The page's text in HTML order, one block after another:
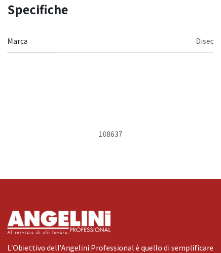
Specifiche
Marca Disec
108637
L'Obiettivo dell’Angelini Professional è quello di semplificare